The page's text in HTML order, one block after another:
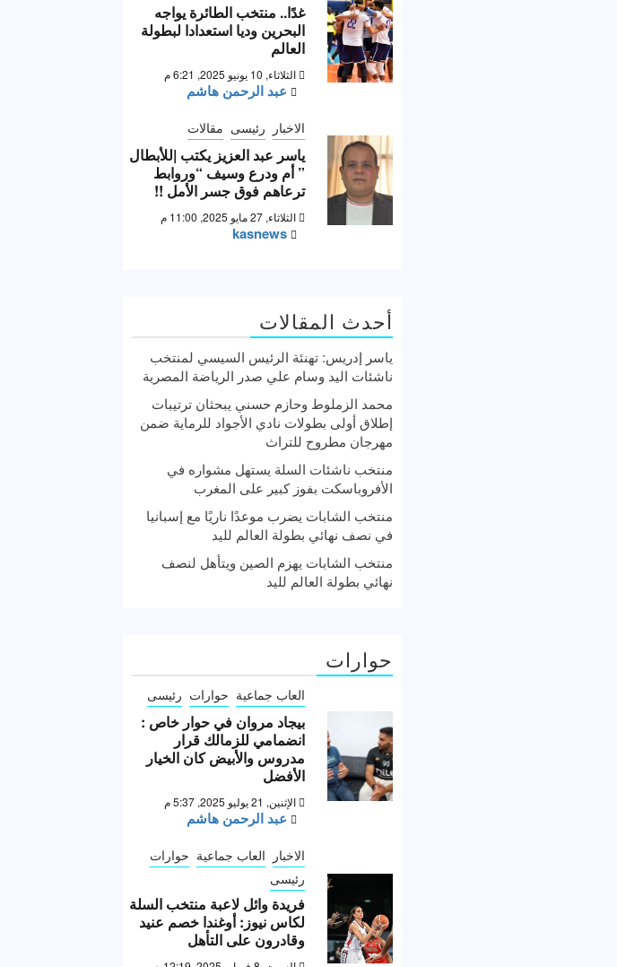
غدًا.. منتخب الطائرة يواجه
البحرين وديا استعدادا لبطولة
العالم
الثلاثاء, 10 يونيو 2025, 6:21 م
عبد الرحمن هاشم
الاخبار رئيسى مقالات
ياسر عبد العزيز يكتب |للأبطال
” أم ودرع وسيف “وروابط
ترعاهم فوق جسر الأمل !!
الثلاثاء, 27 مايو 2025, 11:00 م
kasnews
أحدث المقالات
ياسر إدريس: تهنئة الرئيس السيسي لمنتخب
ناشئات اليد وسام علي صدر الرياضة المصرية
محمد الزملوط وحازم حسني يبحثان ترتيبات
إطلاق أولى بطولات نادي الأجواد للرماية ضمن
مهرجان مطروح للتراث
منتخب ناشئات السلة يستهل مشواره في
الأفروباسكت بفوز كبير على المغرب
منتخب الشابات يضرب موعدًا ناريًا مع إسبانيا
في نصف نهائي بطولة العالم لليد
منتخب الشابات يهزم الصين ويتأهل لنصف
نهائي بطولة العالم لليد
حوارات
العاب جماعية حوارات رئيسى
بيجاد مروان في حوار خاص :
انضمامي للزمالك قرار
مدروس والأبيض كان الخيار
الأفضل
الإثنين, 21 يوليو 2025, 5:37 م
عبد الرحمن هاشم
الاخبار العاب جماعية حوارات
رئيسى
فريدة وائل لاعبة منتخب السلة
لكاس نيوز: أوغندا خصم عنيد
وقادرون على التأهل